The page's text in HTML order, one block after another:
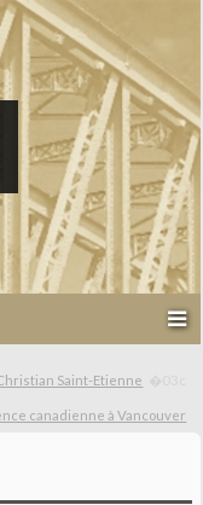
Saint-Etienne
canadienne à Vancouver